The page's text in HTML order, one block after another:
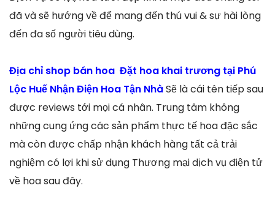
đã và sẽ hướng về để mang đến thú vui & sự hài lòng
đến đa số người tiêu dùng.
Địa chỉ shop bán hoa Đặt hoa khai trương tại Phú
Lộc Huế Nhận Điện Hoa Tận NhàSẽ là cái tên tiếp sau
được reviews tới mọi cá nhân. Trung tâm không
những cung ứng các sản phẩm thực tế hoa đặc sắc
mà còn được chấp nhận khách hàng tất cả trải
nghiệm có lợi khi sử dụng Thương mại dịch vụ điện tử
về hoa sau đây.